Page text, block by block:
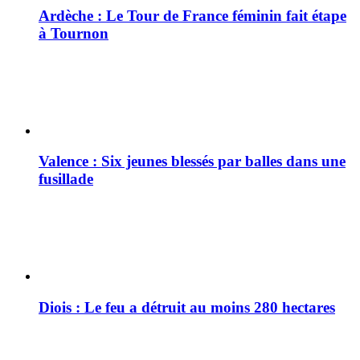
Ardèche : Le Tour de France féminin fait étape
à Tournon
Valence : Six jeunes blessés par balles dans une
fusillade
Diois : Le feu a détruit au moins 280 hectares